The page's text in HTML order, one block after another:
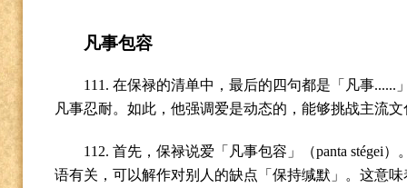
凡事包容
111.在保禄的清单中，最后的四句都是「凡事......
凡事忍耐。如此，他强调爱是动态的，能够挑战主流
112.首先，保禄说爱「凡事包容」（panta stégei）
语有关，可以解作对别人的缺点「保持缄默」。这意